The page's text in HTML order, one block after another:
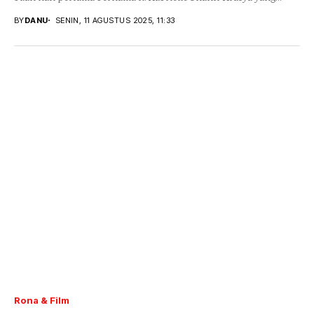
BYDANU SENIN, 11 AGUSTUS 2025, 11:33
Rona & Film